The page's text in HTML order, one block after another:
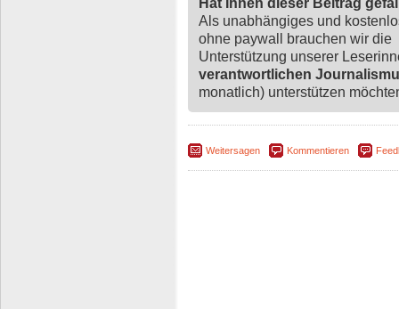
Hat Ihnen dieser Beitrag
Als unabhängiges und
ohne paywall brauchen wir die
Unterstützung unserer
verantwortlichen
monatlich) unterstützen
Weitersagen Kommentieren